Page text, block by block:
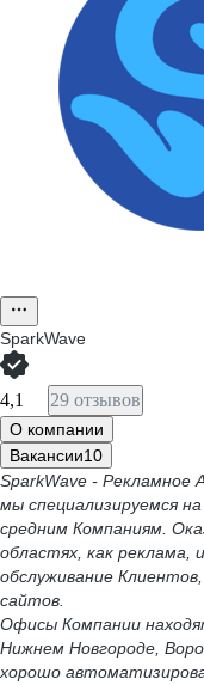
SparkWave
4,1 29 отзывов
О компании
Вакансии10
SparkWave -
мы специализируемся
средним Компаниям.
областях, как реклама,
обслуживание
сайтов.
Офисы Компании
Нижнем Новгороде,
хорошо